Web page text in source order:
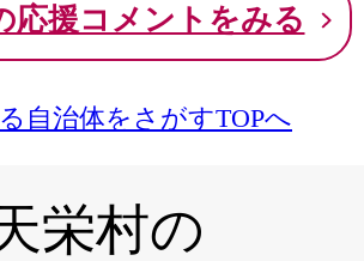
応援コメントをみる
自治体をさがすTOPへ
栄村の